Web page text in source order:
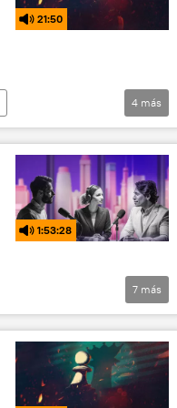
21:50
4 más
1:53:28
7 más